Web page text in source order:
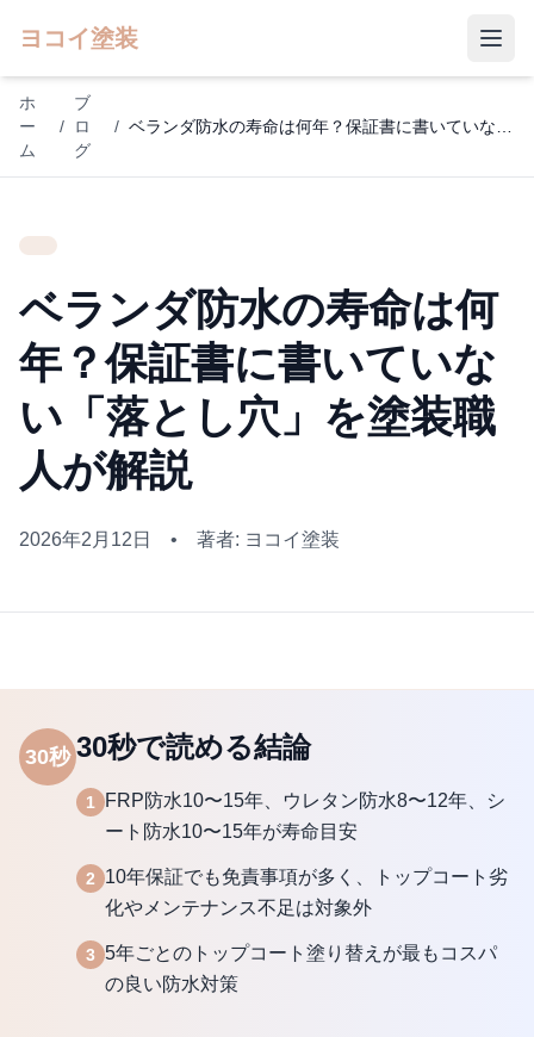
ヨコイ塗装
ホ
ー
ム
/
ブ
ロ
グ
/
ベランダ防水の寿命は何
年？保証書に書いていな
い「落とし穴」を塗装職
人が解説
2026年2月12日 • 著者: ヨコイ塗装
30秒 30秒で読める結論
1
FRP防水10〜15年、ウレタン防水8〜12年、シ
ート防水10〜15年が寿命目安
2
10年保証でも免責事項が多く、トップコート劣
化やメンテナンス不足は対象外
3 5年ごとのトップコート塗り替えが最もコスパ
の良い防水対策